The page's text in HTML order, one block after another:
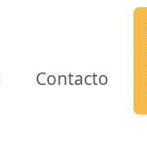
Contacto